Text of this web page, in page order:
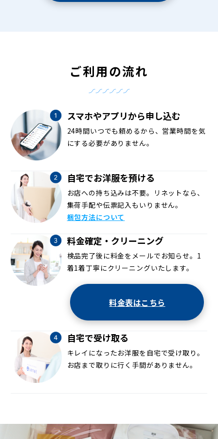
ご利用の流れ
スマホやアプリから申し込む
24時間いつでも頼めるから、営業時間を気
にする必要がありません。
自宅でお洋服を預ける
お店への持ち込みは不要。リネットなら、
集荷手配や伝票記入もいりません。
梱包方法について
料金確定・クリーニング
検品完了後に料金をメールでお知らせ。1
着1着丁寧にクリーニングいたします。
料金表はこちら
自宅で受け取る
キレイになったお洋服を自宅で受け取り。
お店まで取りに行く手間がありません。